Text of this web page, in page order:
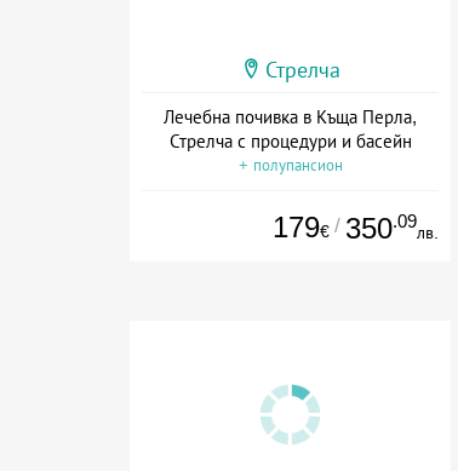
Стрелча
Лечебна почивка в Къща Перла,
Стрелча с процедури и басейн
+ полупансион
179€ / 350.09
лв.